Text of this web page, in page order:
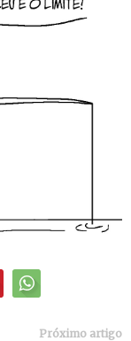
Próximo artigo